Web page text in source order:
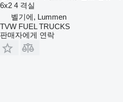
6x2 4 격실
벨기에, Lummen
TVW FUEL TRUCKS
판매자에게 연락